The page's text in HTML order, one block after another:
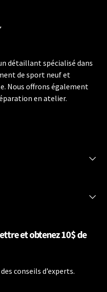
détaillant spécialisé dans
de sport neuf et
Nous offrons également
en atelier.
et obtenez 10$ de
conseils d’experts.